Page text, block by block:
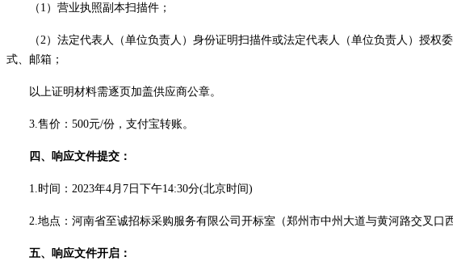
（ 1）营业执照副本扫描件；
（2）法定代表人（单位负责人）身份证明扫描件或法定代表人（单位负责人）授
式、邮箱；
以上证明材料需逐页加盖供应商公章。
3.售价： 500元/份，支付宝转账。
四、 响应文件提交 ：
1.时间：2023年4月 7 日 下午14:30分(北京时间)
2.地点：河南省至诚招标采购服务有限公司开标室（郑州市中州大道与黄河路交叉口
五、 响应文件开启 ：